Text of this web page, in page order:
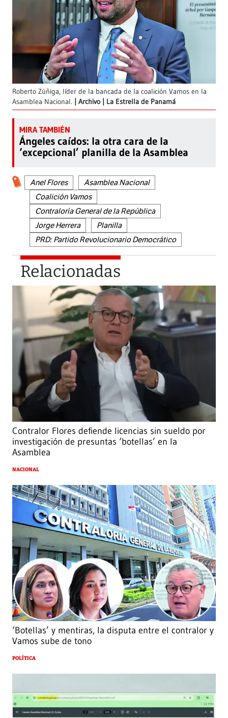
Roberto Zúñiga, líder de la bancada de la coalición Vamos en la
Asamblea Nacional.
Archivo | La Estrella de Panamá
Ángeles caídos: la otra cara de la
‘excepcional’ planilla de la Asamblea
Anel Flores
Asamblea Nacional
Coalición Vamos
Contraloría General de la República
Jorge Herrera
Planilla
PRD: Partido Revolucionario Democrático
Relacionadas
Contralor Flores defiende licencias sin sueldo por
investigación de presuntas ‘botellas’ en la
Asamblea
NACIONAL
‘Botellas’ y mentiras, la disputa entre el contralor y
Vamos sube de tono
POLÍTICA